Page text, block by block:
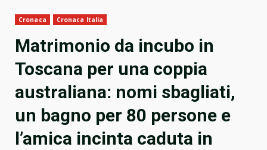
Cronaca Cronaca Italia
Matrimonio da incubo in
Toscana per una coppia
australiana: nomi sbagliati,
un bagno per 80 persone e
l’amica incinta caduta in